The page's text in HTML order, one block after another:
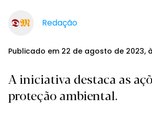
Redação
Publicado em 22 de agosto de 2023,
A iniciativa destaca as
proteção ambiental.